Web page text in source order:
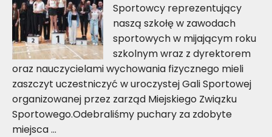
Sportowcy reprezentujący
naszą szkołę w zawodach
sportowych w mijającym roku
szkolnym wraz z dyrektorem
oraz nauczycielami wychowania fizycznego mieli
zaszczyt uczestniczyć w uroczystej Gali Sportowej
organizowanej przez zarząd Miejskiego Związku
Sportowego.Odebraliśmy puchary za zdobyte
miejsca …